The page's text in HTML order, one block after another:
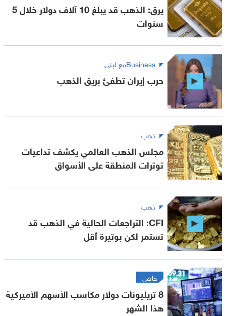
يرق: الذهب قد يبلغ 10 آلاف دولار خلال 5
سنوات
Businessمع لبنى
حرب إيران تطفئ بريق الذهب
ذهب
مجلس الذهب العالمي يكشف تداعيات
توترات المنطقة على الأسواق
ذهب
CFI: التراجعات الحالية في الذهب قد
تستمر لكن بوتيرة أقل
خاص
8 تريليونات دولار مكاسب الأسهم الأميركية
هذا الشهر